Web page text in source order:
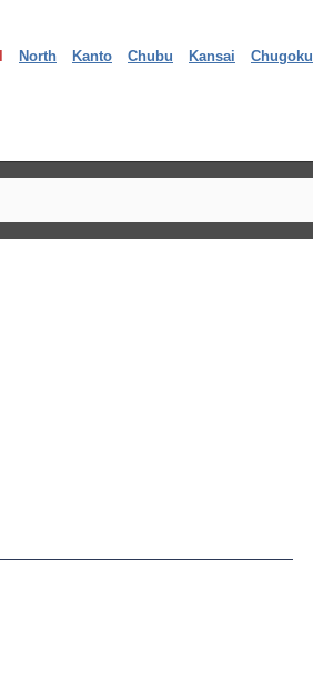
North Kanto Chubu Kansai Chugoku